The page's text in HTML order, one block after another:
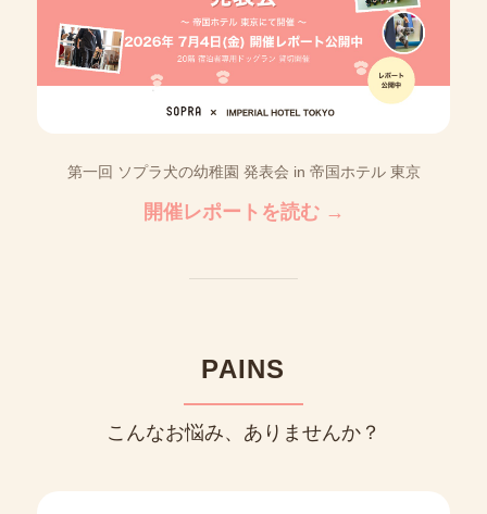
第一回 ソプラ犬の幼稚園 発表会 in 帝国ホテル 東京
開催レポートを読む →
PAINS
こんなお悩み、ありませんか？